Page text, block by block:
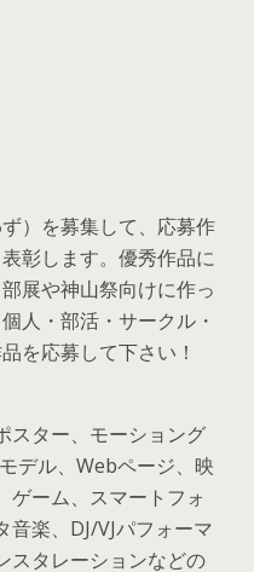
）を募集して、応募作
彰します。優秀作品に
展や神山祭向けに作っ
人・部活・サークル・
を応募して下さい！
スター、モーショング
デル、Webページ、映
ゲーム、スマートフォ
音楽、DJ/VJパフォーマ
スタレーションなどの